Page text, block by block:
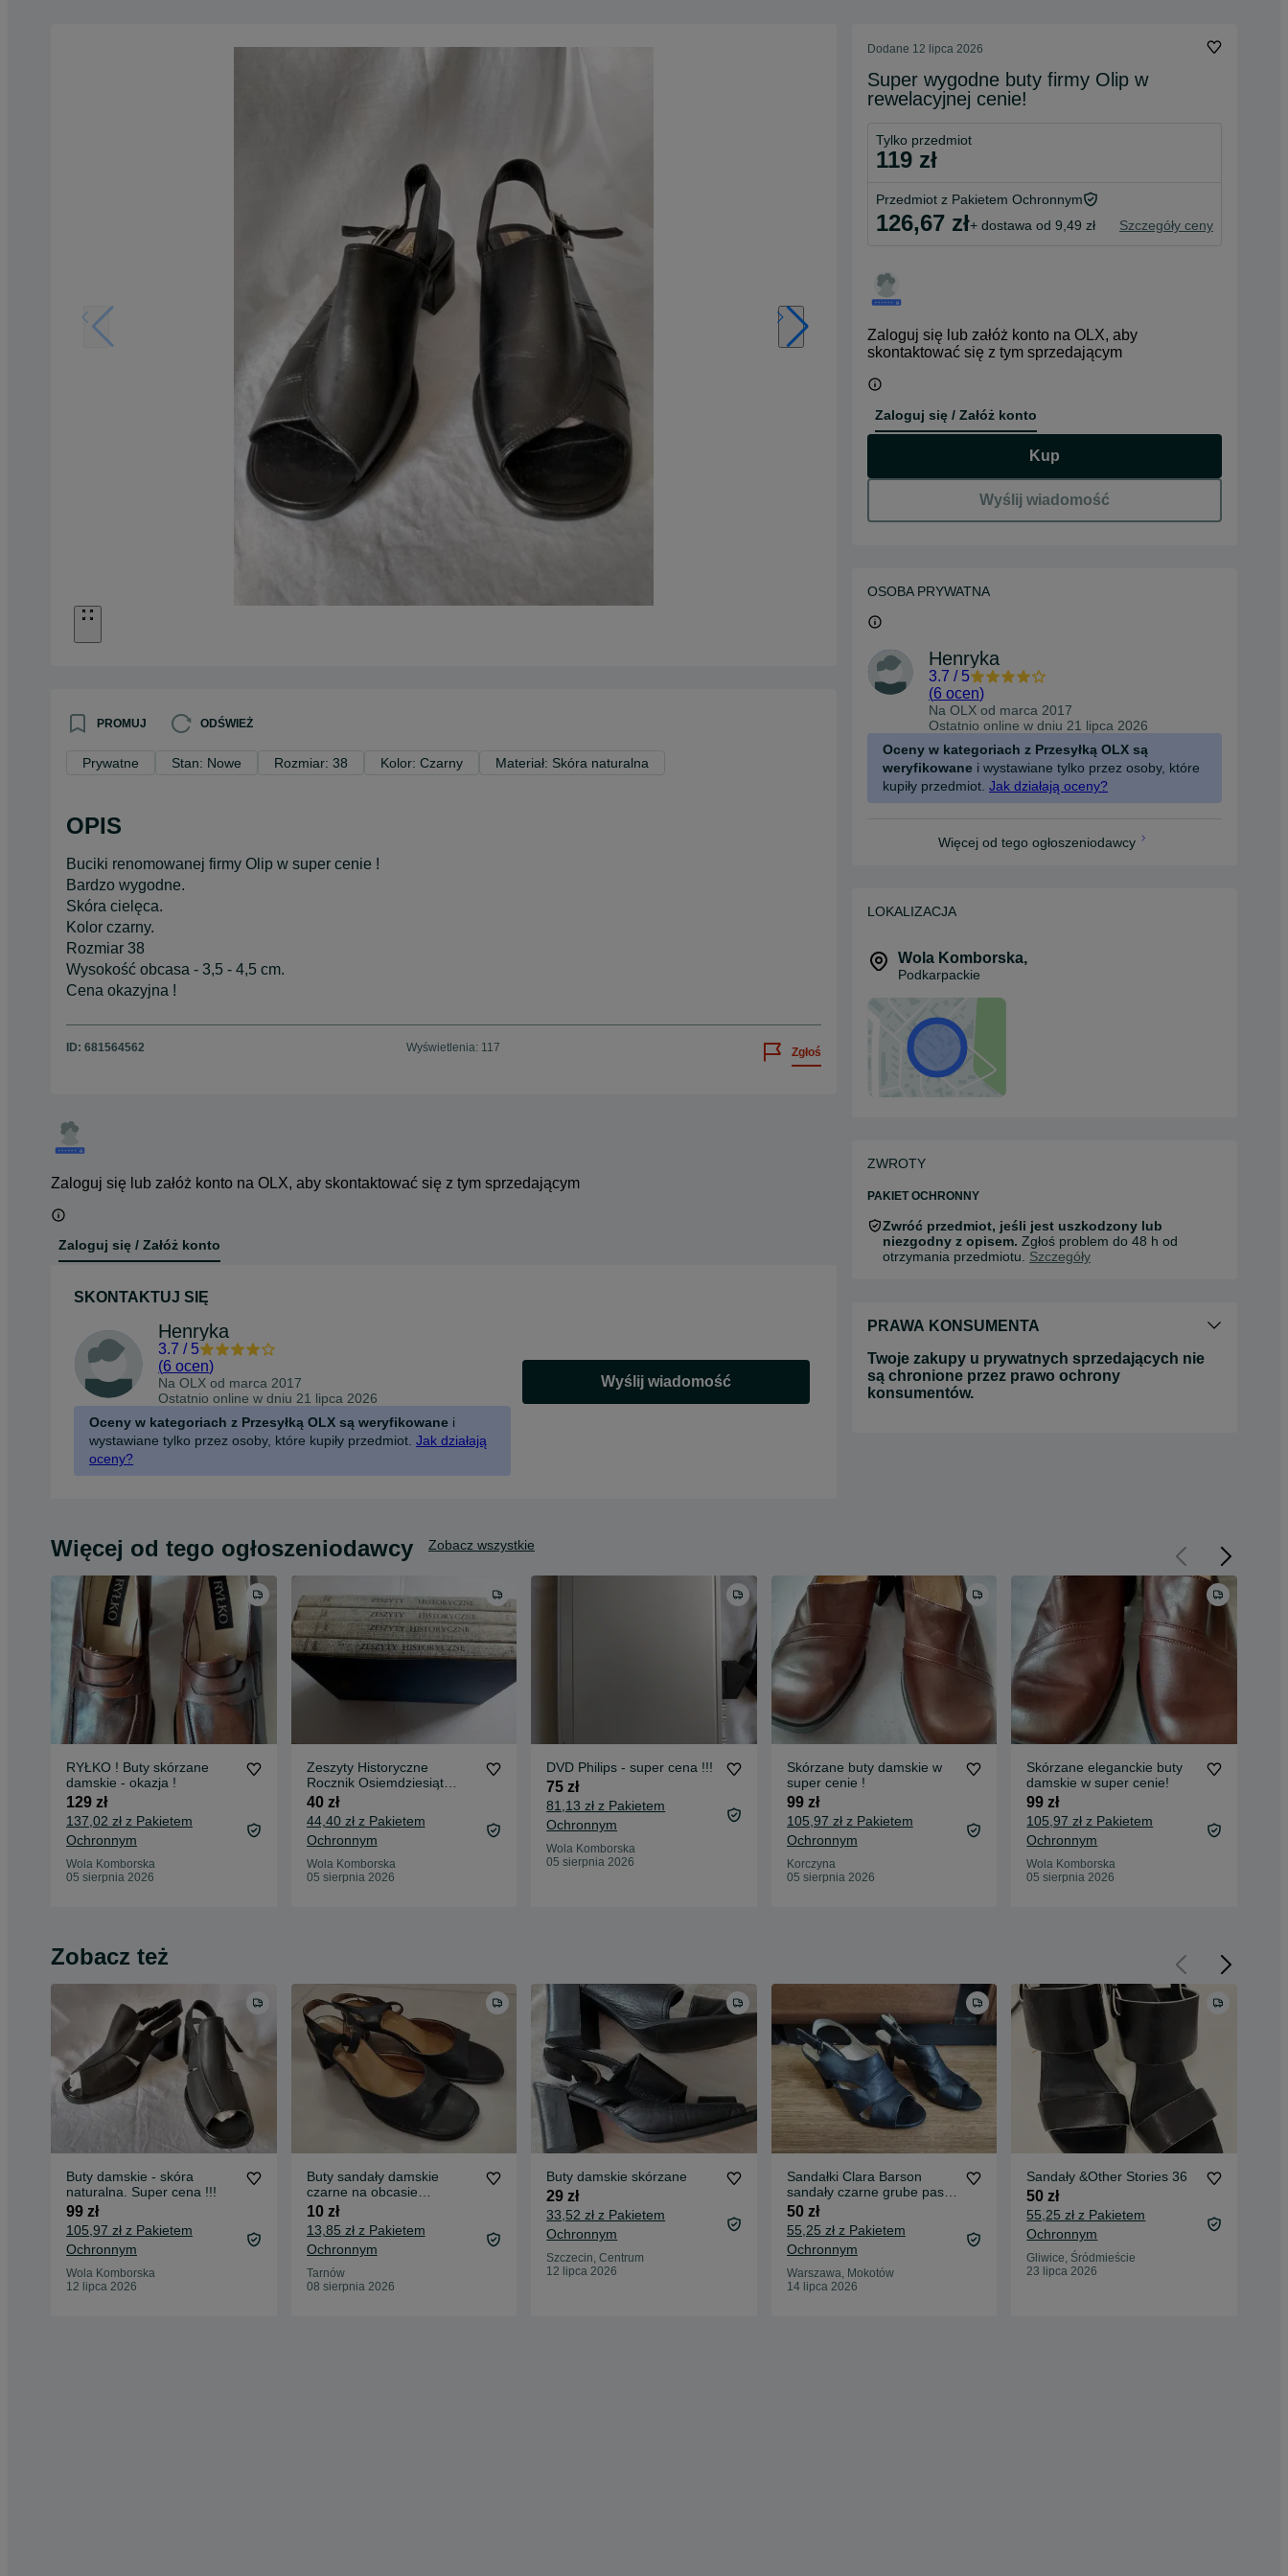
PROMUJ ODŚWIEŻ
Prywatne Stan: Nowe Rozmiar: 38 Kolor: Czarny Materiał: Skóra naturalna
OPIS
Buciki renomowanej firmy Olip w super cenie !
Bardzo wygodne.
Skóra cielęca.
Kolor czarny.
Rozmiar 38
Wysokość obcasa - 3,5 - 4,5 cm.
Cena okazyjna !
ID: 681564562 Wyświetlenia: 117 Zgłoś
Zaloguj się lub załóż konto na OLX, aby skontaktować się z tym sprzedającym
Zaloguj się / Załóż konto
SKONTAKTUJ SIĘ
Henryka
3.7 / 5
(6 ocen)
Na OLX od marca 2017
Ostatnio online w dniu 21 lipca 2026
Oceny w kategoriach z Przesyłką OLX są weryfikowane i
wystawiane tylko przez osoby, które kupiły przedmiot. Jak działają
oceny?
Wyślij wiadomość
Dodane 12 lipca 2026
Super wygodne buty firmy Olip w
rewelacyjnej cenie!
Tylko przedmiot
119 zł
Przedmiot z Pakietem Ochronnym
126,67 zł+ dostawa od 9,49 zł Szczegóły ceny
Zaloguj się lub załóż konto na OLX, aby
skontaktować się z tym sprzedającym
Zaloguj się / Załóż konto
Kup
Wyślij wiadomość
OSOBA PRYWATNA
Henryka
3.7 / 5
(6 ocen)
Na OLX od marca 2017
Ostatnio online w dniu 21 lipca 2026
Oceny w kategoriach z Przesyłką OLX są
weryfikowane i wystawiane tylko przez osoby, które
kupiły przedmiot. Jak działają oceny?
Więcej od tego ogłoszeniodawcy
LOKALIZACJA
Wola Komborska,
Podkarpackie
ZWROTY
PAKIET OCHRONNY
Zwróć przedmiot, jeśli jest uszkodzony lub
niezgodny z opisem. Zgłoś problem do 48 h od
otrzymania przedmiotu. Szczegóły
PRAWA KONSUMENTA
Twoje zakupy u prywatnych sprzedających nie
są chronione przez prawo ochrony
konsumentów.
Więcej od tego ogłoszeniodawcy Zobacz wszystkie
RYŁKO ! Buty skórzane
damskie - okazja !
129 zł
137,02 zł z Pakietem
Ochronnym
Wola Komborska
05 sierpnia 2026
Zeszyty Historyczne
Rocznik Osiemdziesiąt
Osiem,InstytutLiteracki
1988
40 zł
44,40 zł z Pakietem
Ochronnym
Wola Komborska
05 sierpnia 2026
DVD Philips - super cena !!!
75 zł
81,13 zł z Pakietem
Ochronnym
Wola Komborska
05 sierpnia 2026
Skórzane buty damskie w
super cenie !
99 zł
105,97 zł z Pakietem
Ochronnym
Korczyna
05 sierpnia 2026
Skórzane eleganckie buty
damskie w super cenie!
99 zł
105,97 zł z Pakietem
Ochronnym
Wola Komborska
05 sierpnia 2026
Zobacz też
Buty damskie - skóra
naturalna. Super cena !!!
99 zł
105,97 zł z Pakietem
Ochronnym
Wola Komborska
12 lipca 2026
Buty sandały damskie
czarne na obcasie
używane, rozmiar 37
10 zł
13,85 zł z Pakietem
Ochronnym
Tarnów
08 sierpnia 2026
Buty damskie skórzane
29 zł
33,52 zł z Pakietem
Ochronnym
Szczecin, Centrum
12 lipca 2026
Sandałki Clara Barson
sandały czarne grube paski
rozmiar 38
50 zł
55,25 zł z Pakietem
Ochronnym
Warszawa, Mokotów
14 lipca 2026
Sandały &Other Stories 36
50 zł
55,25 zł z Pakietem
Ochronnym
Gliwice, Śródmieście
23 lipca 2026